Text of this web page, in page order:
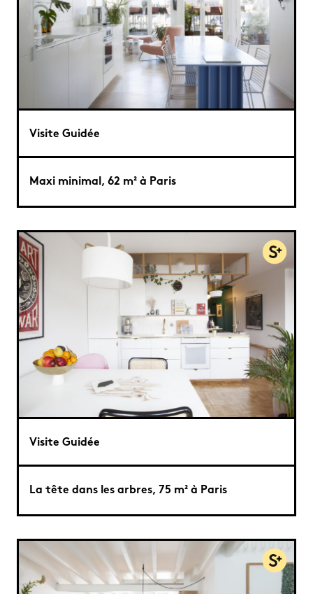
Visite Guidée
Maxi minimal, 62 m² à Paris
Visite Guidée
La tête dans les arbres, 75 m² à Paris